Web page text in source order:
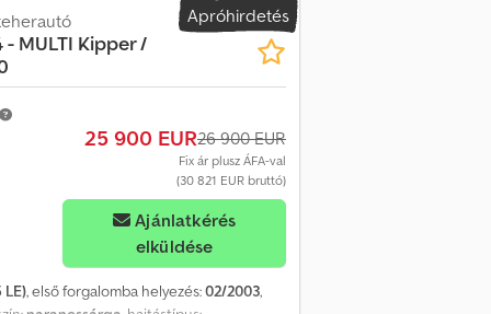
és angol nyelven: ., Minden adat
flatbed + Crane Hiab Kerékösszetétel
kg/2,0 m, 2300 kg/4,3 m, 1610 kg/6,1
5955 ccm, üres súly 7800
, Daru videó: , Online bemutató a
címre, illetve a nemzetközi kikötőkbe
például elvégezzük Önnek a
ügyfelek számára., Az EU-n kívüli
ügyletek fenntartva., További
és angol nyelven: ,, Cseh, francia,
a felszerelést és a tartozékokat.
Apróhirdetés
- MULTI Kipper /
25 900 EUR26 900 EUR
Fix ár plusz ÁFA-val
(30 821 EUR bruttó)
Ajánlatkérés
elküldése
LE), első forgalomba helyezés:02/2003,